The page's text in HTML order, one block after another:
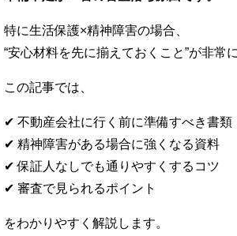
特に生活保護×精神障害の場合、
“安心材料を先に揃えておくこと”が非常
この記事では、
✔ 不動産会社に行く前に準備すべき書類
✔ 精神障害がある場合に強くなる資料
✔ 保証人なしでも通りやすくするコツ
✔ 審査で見られるポイント
をわかりやすく解説します。